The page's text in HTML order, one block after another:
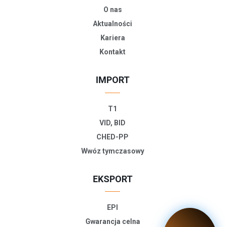
O nas
Aktualności
Kariera
Kontakt
IMPORT
T1
VID, BID
CHED-PP
Wwóz tymczasowy
EKSPORT
EPI
Gwarancja celna